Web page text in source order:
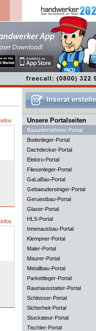
infos
infos
Unsere Portalseiten
Bauunternehmer-Portal
Bodenleger-Portal
Dachdecker-Portal
Elektro-Portal
Fliesenleger-Portal
GaLaBau-Portal
Gebaeudereiniger-Portal
Geruestbau-Portal
Glaser-Portal
HLS-Portal
Innenausbau-Portal
Klempner-Portal
Maler-Portal
Maurer-Portal
Metallbau-Portal
Parkettleger-Portal
Raumausstatter-Portal
Schlosser-Portal
Sicherheit-Portal
Stuckateur-Portal
Tischler-Portal